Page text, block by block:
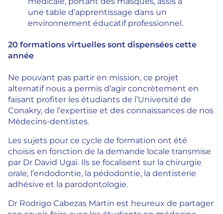
une table d’apprentissage dans un
environnement éducatif professionnel.
20 formations virtuelles sont dispensées cette
année
Ne pouvant pas partir en mission, ce projet
alternatif nous a permis d’agir concrètement en
faisant profiter les étudiants de l’Université de
Conakry, de l’expertise et des connaissances de nos
Médecins-dentistes.
Les sujets pour ce cycle de formation ont été
choisis en fonction de la demande locale transmise
par Dr David Ugai. Ils se focalisent sur la chirurgie
orale, l’endodontie, la pédodontie, la dentisterie
adhésive et la parodontologie.
Dr Rodrigo Cabezas Martin est heureux de partager